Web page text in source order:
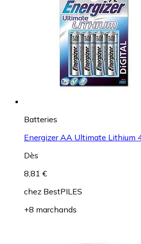
Batteries
Energizer AA Ultimate Lithium
Dès
8,81 €
chez BestPILES
+8 marchands